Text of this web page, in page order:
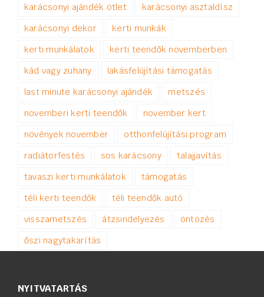
karácsonyi ajándék ötlet
karácsonyi asztaldísz
karácsonyi dekor
kerti munkák
kerti munkálatok
kerti teendők novemberben
kád vagy zuhany
lakásfelújítási támogatás
last minute karácsonyi ajándék
metszés
novemberi kerti teendők
november kert
növények november
otthonfelújítási program
radiátorfestés
sos karácsony
talajjavítás
tavaszi kerti munkálatok
támogatás
téli kerti teendők
téli teendők autó
visszametszés
átzsindelyezés
öntözés
őszi nagytakarítás
NYITVATARTÁS